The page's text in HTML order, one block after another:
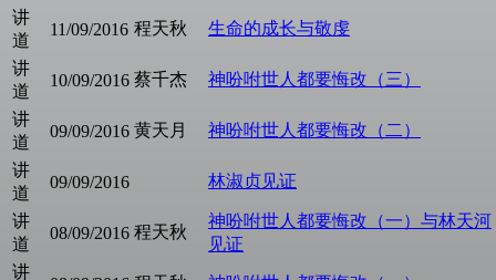
讲
道
11/09/2016 程天秋 生命的成长与敬虔
讲
道
10/09/2016 蔡千杰 神吩咐世人都要悔改（三）
讲
道
09/09/2016 黄天月 神吩咐世人都要悔改（二）
讲
道
09/09/2016 林淑贞见证
讲
道
08/09/2016 程天秋
神吩咐世人都要悔改（一）与林天河
见证
讲